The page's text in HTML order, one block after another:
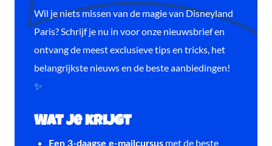
Wil je niets missen van de magie van Disneyland
Paris? Schrijf je nu in voor onze nieuwsbrief en
ontvang de meest exclusieve tips en tricks, het
belangrijkste nieuws en de beste aanbiedingen!
✨
Wat je krijgt
Een 3-daagse e-mailcursus met de beste